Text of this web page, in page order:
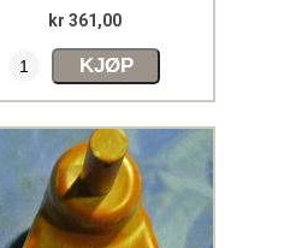
kr 361,00
KJØP